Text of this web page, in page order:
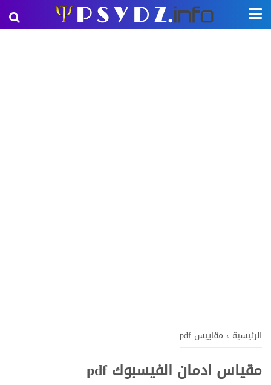
الرئيسية › مقاييس pdf
مقياس ادمان الفيسبوك pdf